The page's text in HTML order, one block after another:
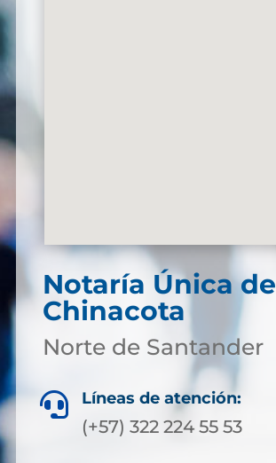
Notaría Única de
Chinacota
Norte de Santander
 Líneas de atención:
(+57) 322 224 55 53